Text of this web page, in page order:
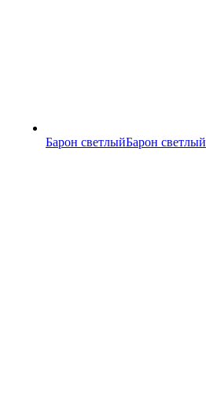
Барон светлыйБарон светлый